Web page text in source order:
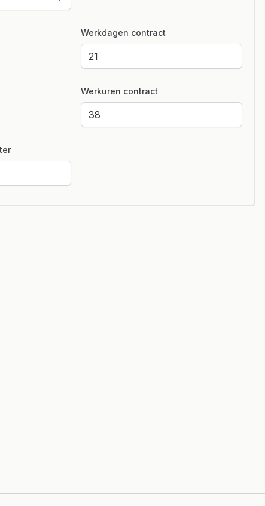
Werkdagen contract
Werkuren contract